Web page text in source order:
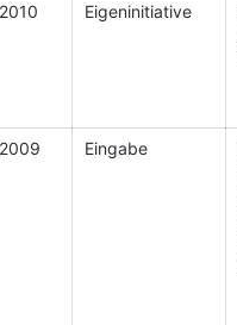
2010 Eigeninitiative
2009 Eingabe